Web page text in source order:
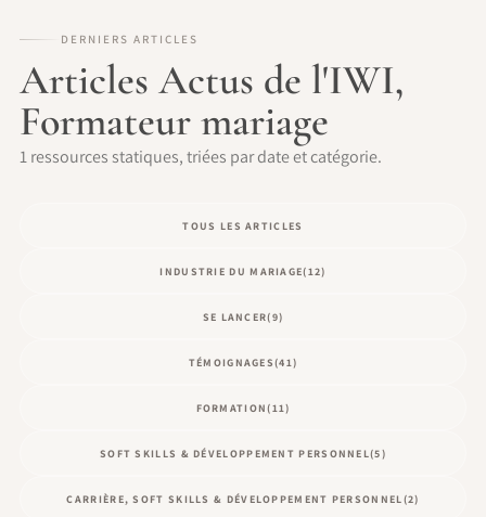
DERNIERS ARTICLES
Articles Actus de l'IWI,
Formateur mariage
1 ressources statiques, triées par date et catégorie.
TOUS LES ARTICLES
INDUSTRIE DU MARIAGE(12)
SE LANCER(9)
TÉMOIGNAGES(41)
FORMATION(11)
SOFT SKILLS & DÉVELOPPEMENT PERSONNEL(5)
CARRIÈRE, SOFT SKILLS & DÉVELOPPEMENT PERSONNEL (2)